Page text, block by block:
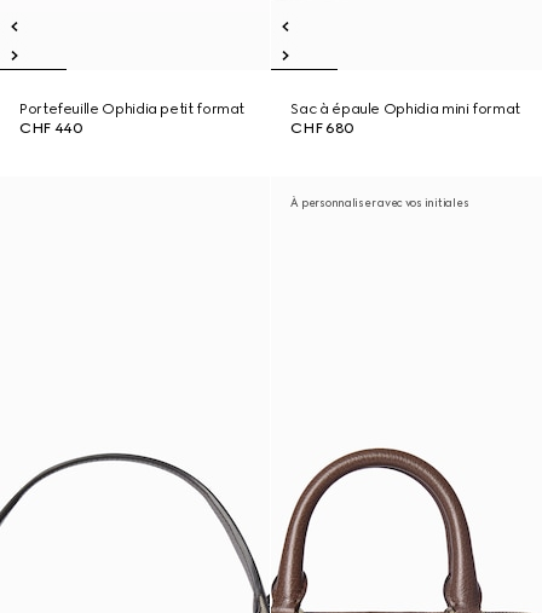
Portefeuille Ophidia petit format
CHF 440
Sac à épaule Ophidia mini format
CHF 680
À personnaliser avec vos initiales